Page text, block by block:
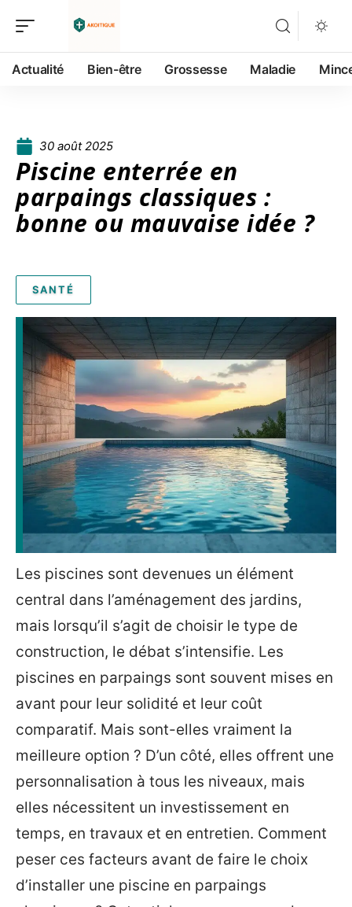
Actualité Bien-être Grossesse Maladie
30 août 2025
Piscine enterrée en
parpaings classiques :
bonne ou mauvaise idée ?
SANTÉ
Les piscines sont devenues un élément
central dans l’aménagement des jardins,
mais lorsqu’il s’agit de choisir le type de
construction, le débat s’intensifie. Les
piscines en parpaings sont souvent mises en
avant pour leur solidité et leur coût
comparatif. Mais sont-elles vraiment la
meilleure option ? D’un côté, elles offrent une
personnalisation à tous les niveaux, mais
elles nécessitent un investissement en
temps, en travaux et en entretien. Comment
peser ces facteurs avant de faire le choix
d’installer une piscine en parpaings